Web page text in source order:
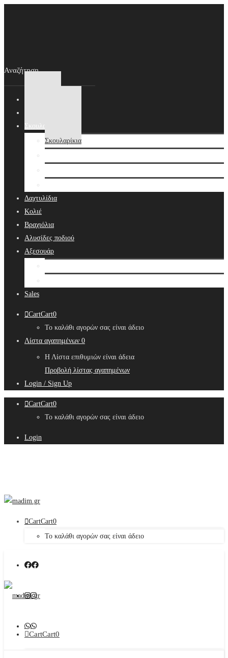
Σκουλαρίκια
Σκουλαρίκια
Δαχτυλίδια
Κολιέ
Βραχιόλια
Αλυσίδες ποδιού
Αξεσουάρ
Sales
CartCart0
Το καλάθι αγορών σας είναι άδειο
Λίστα αγαπημένων 0
Η Λίστα επιθυμιών είναι άδεια
Προβολή λίστας αγαπημένων
Login / Sign Up
CartCart0
Το καλάθι αγορών σας είναι άδειο
Login
CartCart0
Το καλάθι αγορών σας είναι άδειο
CartCart0